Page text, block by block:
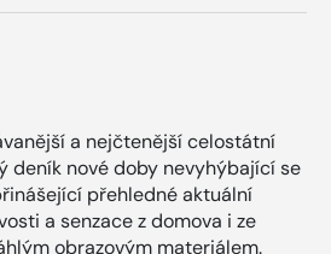
a nejčtenější celostátní
deník nové doby nevyhýbající se
přehledné aktuální
a senzace z domova i ze
obrazovým materiálem.